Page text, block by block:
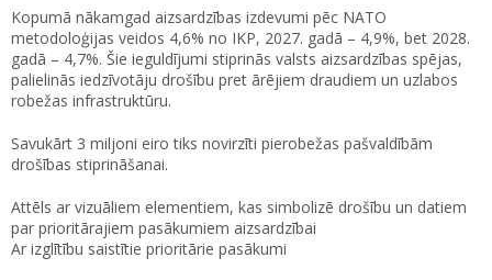
Kopumā nākamgad aizsardzības izdevumi pēc NATO
metodoloģijas veidos 4,6% no IKP, 2027. gadā – 4,9%, bet 2028.
gadā – 4,7%. Šie ieguldījumi stiprinās valsts aizsardzības spējas,
palielinās iedzīvotāju drošību pret ārējiem draudiem un uzlabos
robežas infrastruktūru.
Savukārt 3 miljoni eiro tiks novirzīti pierobežas pašvaldībām
drošības stiprināšanai.
Attēls ar vizuāliem elementiem, kas simbolizē drošību un datiem
par prioritārajiem pasākumiem aizsardzībai
Ar izglītību saistītie prioritārie pasākumi